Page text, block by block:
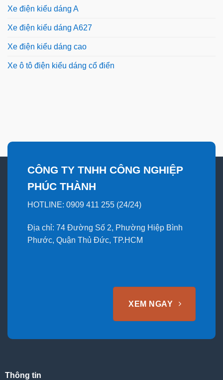
Xe điện kiểu dáng A
Xe điện kiểu dáng A627
Xe điện kiểu dáng cao
Xe ô tô điện kiểu dáng cổ điển
CÔNG TY TNHH CÔNG NGHIỆP
PHÚC THÀNH
HOTLINE: 0909 411 255 (24/24)
Địa chỉ: 74 Đường Số 2, Phường Hiệp Bình
Phước, Quận Thủ Đức, TP.HCM
XEM NGAY
Thông tin